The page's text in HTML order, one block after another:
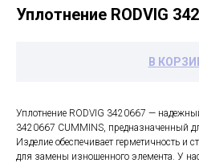
Уплотнение RODVIG
В
Уплотнение RODVIG 3420667 —
3420667 CUMMINS, предназначенный
Изделие обеспечивает герметичность и
для замены изношенного элемента. У